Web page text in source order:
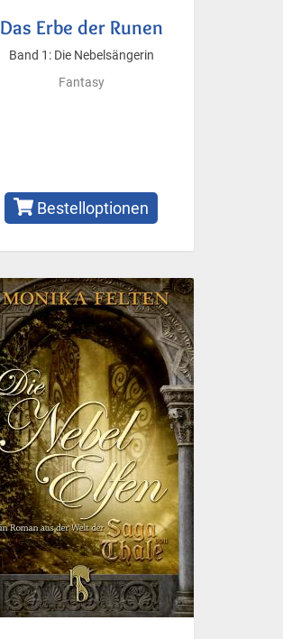
Das Erbe der Runen
Band 1: Die Nebelsängerin
Fantasy
Bestelloptionen